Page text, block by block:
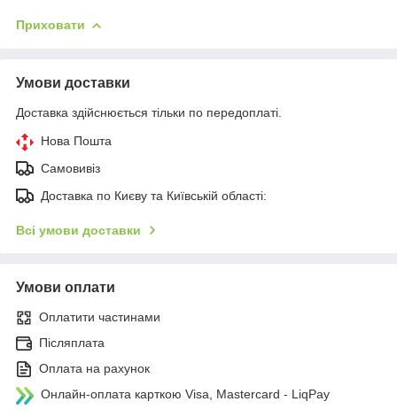
Приховати
Умови доставки
Доставка здійснюється тільки по передоплаті.
Нова Пошта
Самовивіз
Доставка по Києву та Київській області:
Всі умови доставки
Умови оплати
Оплатити частинами
Післяплата
Оплата на рахунок
Онлайн-оплата карткою Visa, Mastercard - LiqPay